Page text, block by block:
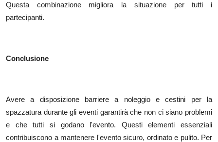
Questa combinazione migliora la situazione per tutti i
partecipanti.
Conclusione
Avere a disposizione barriere a noleggio e cestini per la
spazzatura durante gli eventi garantirà che non ci siano problemi
e che tutti si godano l'evento. Questi elementi essenziali
contribuiscono a mantenere l'evento sicuro, ordinato e pulito. Per